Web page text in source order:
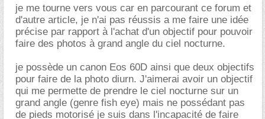
je me tourne vers vous car en parcourant ce forum et
d'autre article, je n'ai pas réussis a me faire une idée
précise par rapport à l'achat d'un objectif pour pouvoir
faire des photos à grand angle du ciel nocturne.
je possède un canon Eos 60D ainsi que deux objectifs
pour faire de la photo diurn. J'aimerai avoir un objectif
qui me permette de prendre le ciel nocturne sur un
grand angle (genre fish eye) mais ne possédant pas
de pieds motorisé je suis dans l'incapacité de faire